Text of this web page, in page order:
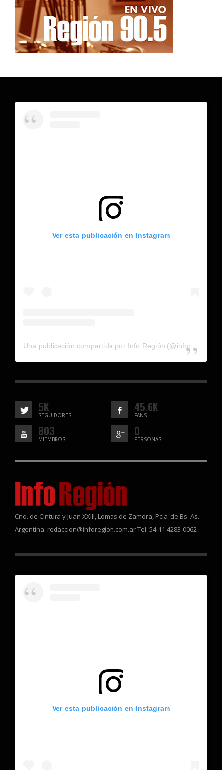
Ver esta publicación en Instagram
Una publicación compartida por Info Región (@inforegion_redes)
5K
SEGUIDORES
45.6K
FANS
803
MIEMBROS
0
PERSONAS
Cno. de Cintura y Juan XXIII, Lomas de Zamora, Pcia. de Bs. As.
Argentina. redaccion@inforegion.com.ar Tel: 54-11-4283-0062
Ver esta publicación en Instagram